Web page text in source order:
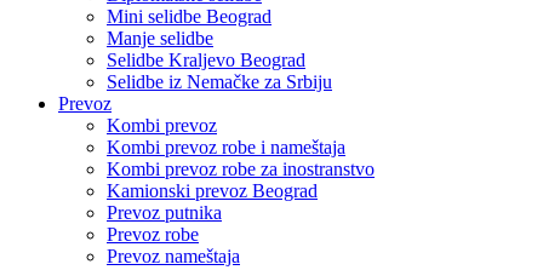
Mini selidbe Beograd
Manje selidbe
Selidbe Kraljevo Beograd
Selidbe iz Nemačke za Srbiju
Prevoz
Kombi prevoz
Kombi prevoz robe i nameštaja
Kombi prevoz robe za inostranstvo
Kamionski prevoz Beograd
Prevoz putnika
Prevoz robe
Prevoz nameštaja